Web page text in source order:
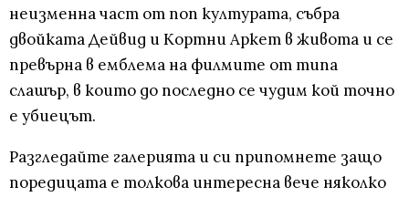
неизменна част от поп културата, събра
двойката Дейвид и Кортни Аркет в живота и се
превърна в емблема на филмите от типа
слашър, в които до последно се чудим кой точно
е убиецът.
Разгледайте галерията и си припомнете защо
поредицата е толкова интересна вече няколко